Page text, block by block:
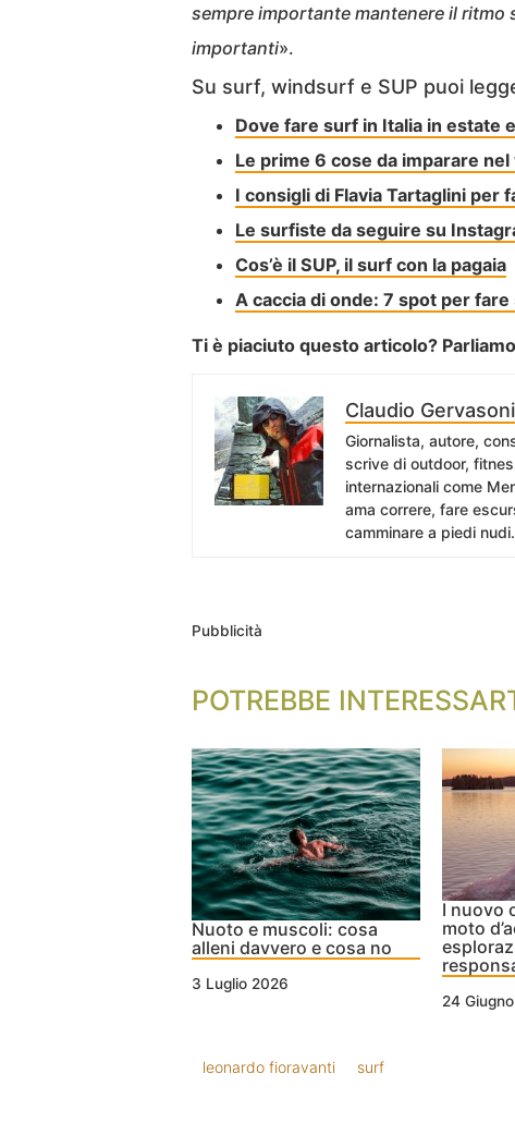
sempre importante mantenere il
importanti».
Su surf, windsurf e SUP puoi
Dove fare surf in Italia in estate
Le prime 6 cose da imparare
I consigli di Flavia Tartaglini per
Le surfiste da seguire su
Cos’è il SUP, il surf con la pagaia
A caccia di onde: 7 spot per
Ti è piaciuto questo articolo?
Claudio Gervasoni
Giornalista, autore,
scrive di outdoor,
internazionali come
ama correre, fare
camminare a piedi nudi.
Pubblicità
POTREBBE
Nuoto e muscoli: cosa
alleni davvero e cosa no
3 Luglio 2026
I nuovo
moto
24
leonardo fioravanti surf